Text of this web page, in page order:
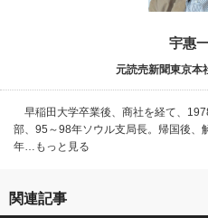
宇惠
元読売新聞東京本
早稲田大学卒業後、商社を経て、
部、95～98年ソウル支局長。帰国後、
年…もっと見る
関連記事